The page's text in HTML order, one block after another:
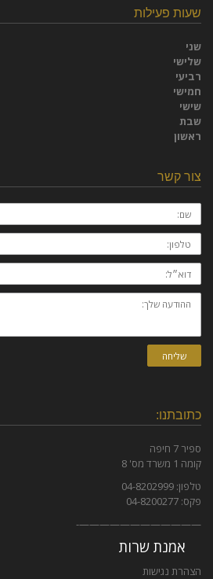
שעות פעילות
שני
שלישי
רביעי
חמישי
שישי
שבת
ראשון
צור קשר
שם:
טלפון:
דוא״ל:
ההודעה
שלך:
שליחה
כתובתנו:
ספיר 7 חיפה
קומה 1 משרד מס' 8
טלפון: 04-8202999
פקס: 04-8200277
————————————-
אמנת שרות
הצהרת נגישות